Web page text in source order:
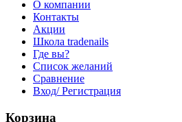
О компании
Контакты
Акции
Школа tradenails
Где вы?
Список желаний
Сравнение
Вход/ Регистрация
Корзина